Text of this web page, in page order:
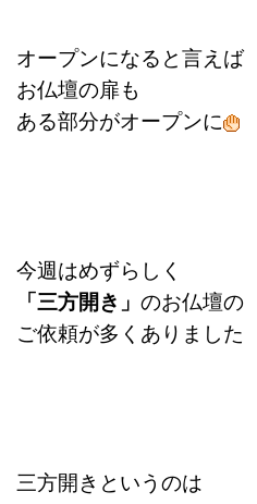
オープンになると言えば
お仏壇の扉も
ある部分がオープンに
今週はめずらしく
「三方開き」 のお仏壇の
ご依頼が多くありました
三方開き というのは